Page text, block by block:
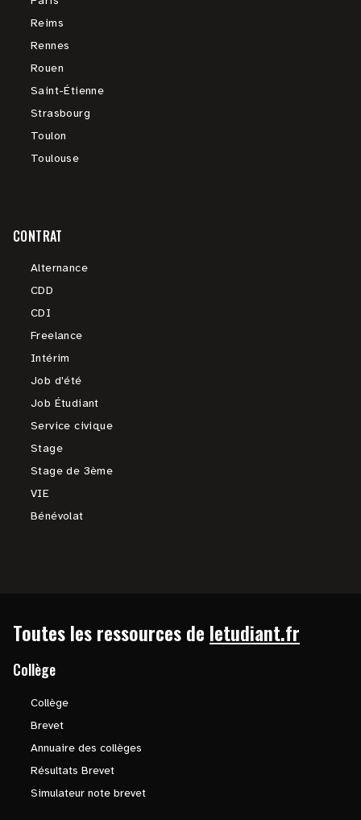
Reims
Rennes
Rouen
Saint-Étienne
Strasbourg
Toulon
Toulouse
CONTRAT
Alternance
CDD
CDI
Freelance
Intérim
Job d'été
Job Étudiant
Service civique
Stage
Stage de 3ème
VIE
Bénévolat
Toutes les ressources de letudiant.fr
Collège
Collège
Brevet
Annuaire des collèges
Résultats Brevet
Simulateur note brevet